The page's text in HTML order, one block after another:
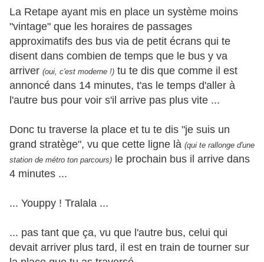
La Retape ayant mis en place un système moins
"vintage" que les horaires de passages
approximatifs des bus via de petit écrans qui te
disent dans combien de temps que le bus y va
arriver (oui, c'est moderne !) tu te dis que comme il est
annoncé dans 14 minutes, t'as le temps d'aller à
l'autre bus pour voir s'il arrive pas plus vite ...
Donc tu traverse la place et tu te dis "je suis un
grand stratège", vu que cette ligne là (qui te rallonge d'une
station de métro ton parcours) le prochain bus il arrive dans
4 minutes ...
... Youppy ! Tralala ...
... pas tant que ça, vu que l'autre bus, celui qui
devait arriver plus tard, il est en train de tourner sur